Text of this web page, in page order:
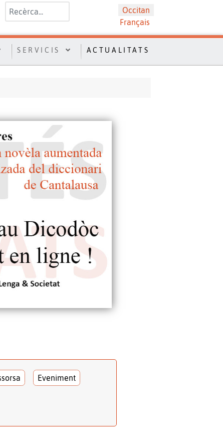
Valider Sélectionnez votre langue
Occitan
Français
SERVICIS ACTUALITATS
Eveniment